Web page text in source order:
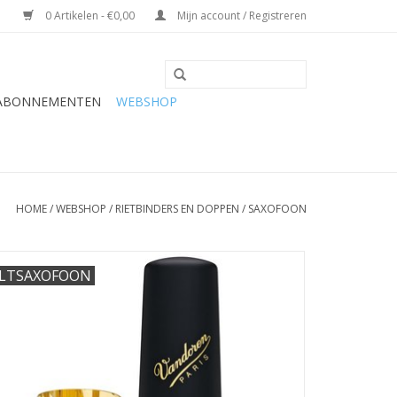
0 Artikelen - €0,00 Mijn account / Registreren
WEBSHOP
HOME/WEBSHOP / RIETBINDERS EN DOPPEN / SAXOFOON